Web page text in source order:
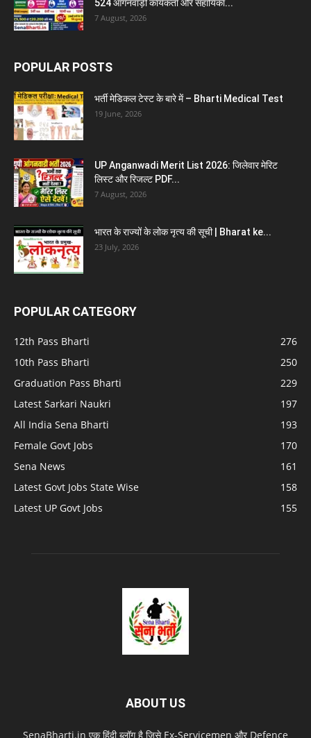
524 आंगनवाड़ी कार्यकर्ता और सहायिका...
7 August, 2026
POPULAR POSTS
भर्ती मेडिकल टेस्ट के बारे में – Bharti Medical Test
19 June, 2026
UP Anganwadi Merit List 2026: जिलेवार मेरिट
लिस्ट और रिजल्ट PDF...
7 August, 2026
भारत के राज्यों के लोक नृत्य की सूची | Bharat ke...
23 July, 2026
POPULAR CATEGORY
12th Pass Bharti
276
10th Pass Bharti
250
Graduation Pass Bharti
229
Latest Sarkari Naukri
197
All India Sena Bharti
193
Female Govt Jobs
170
Sena News
161
Latest Govt Jobs State Wise
158
Latest UP Govt Jobs
155
ABOUT US
SenaBharti.in एक हिंदी ब्लॉग है जिसे Ex‑Servicemen और Defence